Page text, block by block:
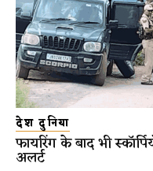
देश दुनिया
फायरिंग के बाद भी
अलर्ट